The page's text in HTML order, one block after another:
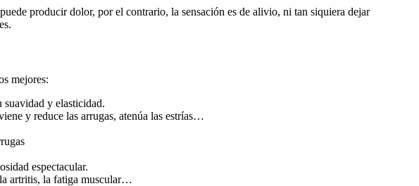
producir dolor, por el contrario, la sensación es de alivio, ni tan siquiera dejar
mejores:
suavidad y elasticidad.
y reduce las arrugas, atenúa las estrías…
espectacular.
artritis, la fatiga muscular…